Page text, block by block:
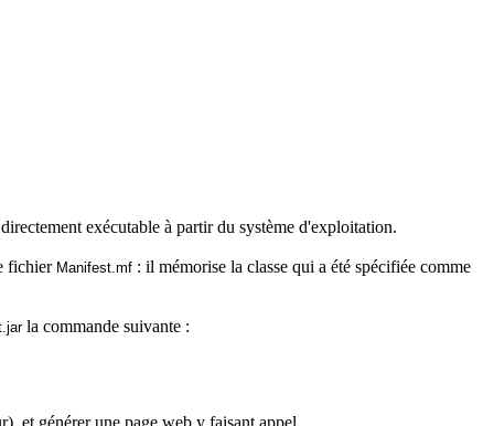
exécutable à partir du système d'exploitation.
fichier Manifest.mf : il mémorise la classe qui a été spécifiée comme
la commande suivante :
et générer une page web y faisant appel.